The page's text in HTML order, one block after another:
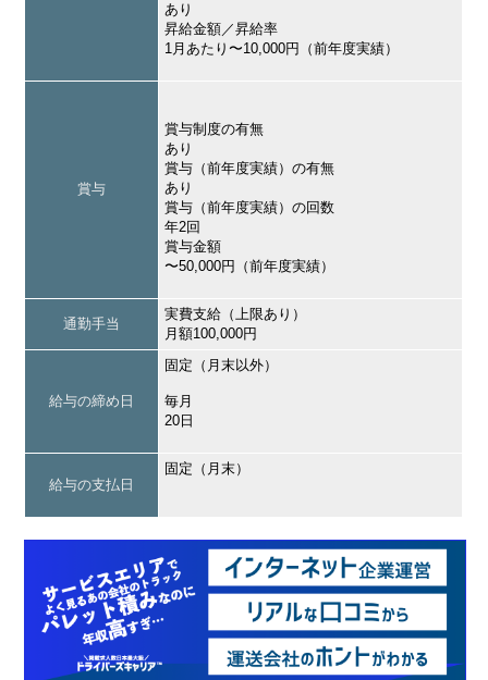
あり
昇給金額／昇給率
1月あたり〜10,000円（前年度実績）
賞与
賞与制度の有無
あり
賞与（前年度実績）の有無
あり
賞与（前年度実績）の回数
年2回
賞与金額
〜50,000円（前年度実績）
通勤手当
実費支給（上限あり）
月額100,000円
給与の締め日
固定（月末以外）
毎月
20日
給与の支払日
固定（月末）